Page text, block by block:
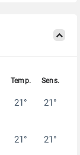
21° 21°
21° 21°